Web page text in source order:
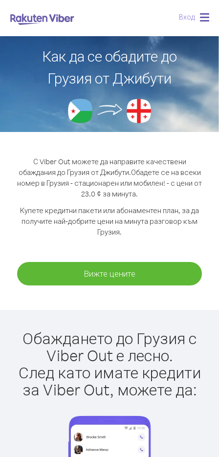
Вход
Как да се обадите до
Грузия от Джибути
С Viber Out можете да направите качествени
обаждания до Грузия от Джибути.Обадете се на всеки
номер в Грузия - стационарен или мобилен! - с цени от
23.0 ¢ за минута.
Купете кредитни пакети или абонаментен план, за да
получите най-добрите цени на минута разговор към
Грузия.
Вижте цените
Обаждането до Грузия с
Viber Out е лесно.
След като имате кредити
за Viber Out, можете да: